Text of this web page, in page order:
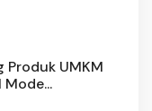
Produk UMKM